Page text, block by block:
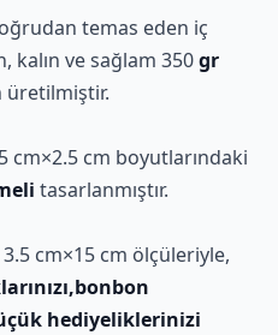
temas eden iç
kalın ve sağlam 350gr
üretilmiştir.
cm×2.5 cm boyutlarındaki
tasarlanmıştır.
cm×15 cm ölçüleriyle,
hediyeliklerinizi